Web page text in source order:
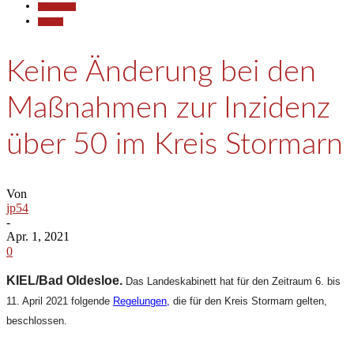
Keine Änderung bei den
Maßnahmen zur Inzidenz
über 50 im Kreis Stormarn
Von
jp54
-
Apr. 1, 2021
0
KIEL/Bad Oldesloe. Das Landeskabinett hat für den Zeitraum 6. bis
11. April 2021 folgende Regelungen, die für den Kreis Stormarn gelten,
beschlossen.